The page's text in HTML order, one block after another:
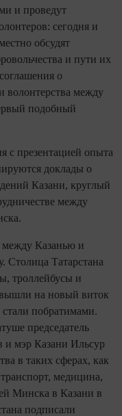
и проведут
сегодня и
обсудят
и пути их
о
волонтерства между
подобный
с презентацией опыта
доклады о
Казани, круглый
между
между Казанью и
Столица Татарстана
троллейбусы и
вышли на новый виток
побратимами.
председатель
мэр Казани Ильсур
в таких сферах, как
медицина,
Минска в Казани в
подписали